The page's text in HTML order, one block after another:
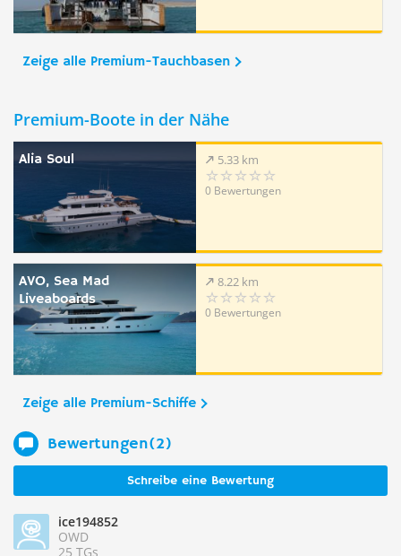
Zeige alle Premium-Tauchbasen
Premium-Boote in der Nähe
Alia Soul 5.33 km
0 Bewertungen
AVO, Sea Mad
Liveaboards
8.22 km
0 Bewertungen
Zeige alle Premium-Schiffe
Bewertungen(2)
Schreibe eine Bewertung
ice194852
OWD
25 TGs